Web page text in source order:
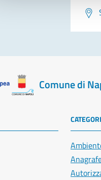
Comune di